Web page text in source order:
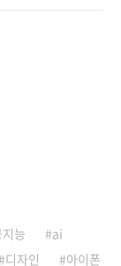
능
ai
디자인 아이폰